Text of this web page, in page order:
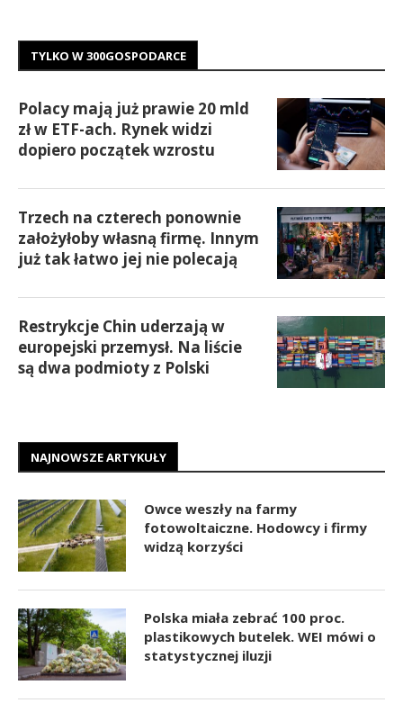
TYLKO W 300GOSPODARCE
Polacy mają już prawie 20 mld
zł w ETF-ach. Rynek widzi
dopiero początek wzrostu
Trzech na czterech ponownie
założyłoby własną firmę. Innym
już tak łatwo jej nie polecają
Restrykcje Chin uderzają w
europejski przemysł. Na liście
są dwa podmioty z Polski
NAJNOWSZE ARTYKUŁY
Owce weszły na farmy
fotowoltaiczne. Hodowcy i firmy
widzą korzyści
Polska miała zebrać 100 proc.
plastikowych butelek. WEI mówi o
statystycznej iluzji